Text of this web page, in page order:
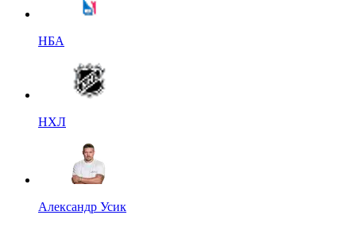
НБА
НХЛ
Александр Усик